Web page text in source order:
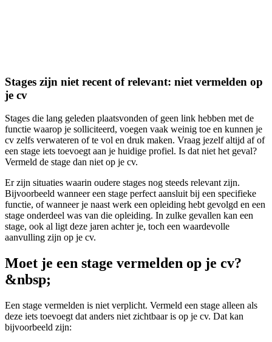
Stages zijn niet recent of relevant: niet vermelden op
je cv
Stages die lang geleden plaatsvonden of geen link hebben met de
functie waarop je solliciteerd, voegen vaak weinig toe en kunnen je
cv zelfs verwateren of te vol en druk maken. Vraag jezelf altijd af of
een stage iets toevoegt aan je huidige profiel. Is dat niet het geval?
Vermeld de stage dan niet op je cv.
Er zijn situaties waarin oudere stages nog steeds relevant zijn.
Bijvoorbeeld wanneer een stage perfect aansluit bij een specifieke
functie, of wanneer je naast werk een opleiding hebt gevolgd en een
stage onderdeel was van die opleiding. In zulke gevallen kan een
stage, ook al ligt deze jaren achter je, toch een waardevolle
aanvulling zijn op je cv.
Moet je een stage vermelden op je cv?
&nbsp;
Een stage vermelden is niet verplicht. Vermeld een stage alleen als
deze iets toevoegt dat anders niet zichtbaar is op je cv. Dat kan
bijvoorbeeld zijn: